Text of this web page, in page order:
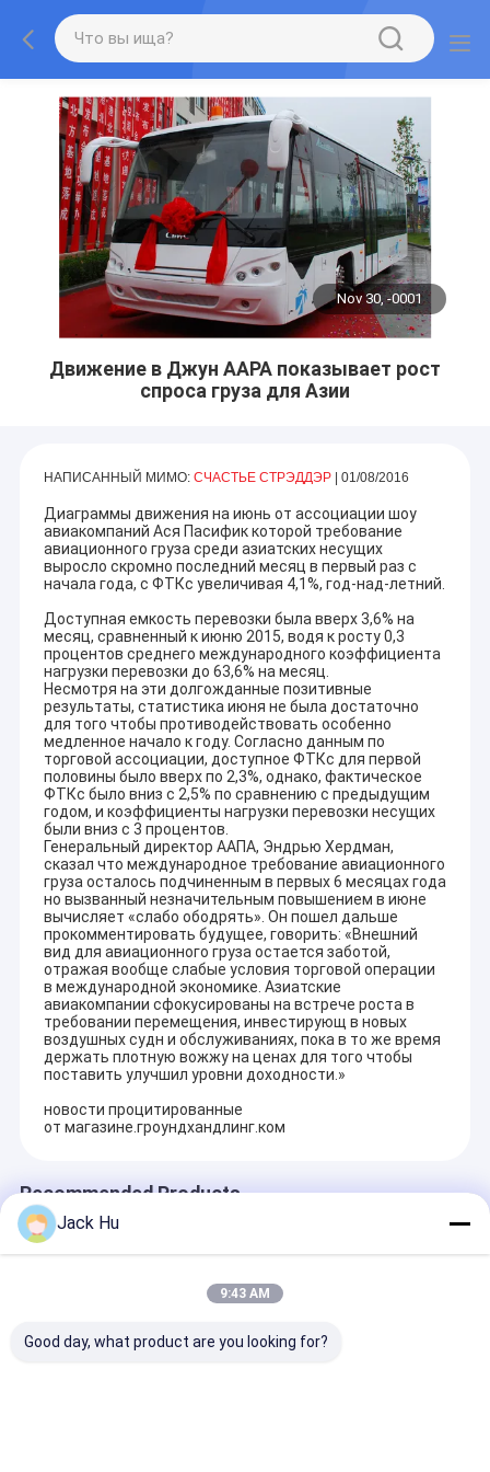
Nov 30, -0001
Движение в Джун AAPA показывает рост
спроса груза для Азии
НАПИСАННЫЙ МИМО: СЧАСТЬЕ СТРЭДДЭР | 01/08/2016
Диаграммы движения на июнь от ассоциации шоу
авиакомпаний Ася Пасифик которой требование
авиационного груза среди азиатских несущих
выросло скромно последний месяц в первый раз с
начала года, с ФТКс увеличивая 4,1%, год-над-летний.
Доступная емкость перевозки была вверх 3,6% на
месяц, сравненный к июню 2015, водя к росту 0,3
процентов среднего международного коэффициента
нагрузки перевозки до 63,6% на месяц.
Несмотря на эти долгожданные позитивные
результаты, статистика июня не была достаточно
для того чтобы противодействовать особенно
медленное начало к году. Согласно данным по
торговой ассоциации, доступное ФТКс для первой
половины было вверх по 2,3%, однако, фактическое
ФТКс было вниз с 2,5% по сравнению с предыдущим
годом, и коэффициенты нагрузки перевозки несущих
были вниз с 3 процентов.
Генеральный директор ААПА, Эндрью Хердман,
сказал что международное требование авиационного
груза осталось подчиненным в первых 6 месяцах года
но вызванный незначительным повышением в июне
вычисляет «слабо ободрять». Он пошел дальше
прокомментировать будущее, говорить: «Внешний
вид для авиационного груза остается заботой,
отражая вообще слабые условия торговой операции
в международной экономике. Азиатские
авиакомпании сфокусированы на встрече роста в
требовании перемещения, инвестирующ в новых
воздушных судн и обслуживаниях, пока в то же время
держать плотную вожжу на ценах для того чтобы
поставить улучшил уровни доходности.»
новости процитированные
от магазине.гроундхандлинг.ком
Recommended Products
Jack Hu
9:43 AM
Good day, what product are you looking for?